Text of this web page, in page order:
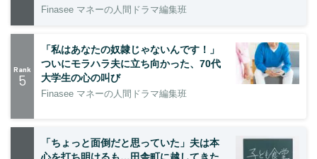
Finasee マネーの人間ドラマ編集班
Rank
5
「私はあなたの奴隷じゃないんです！」
ついにモラハラ夫に立ち向かった、70代
大学生の心の叫び
Finasee マネーの人間ドラマ編集班
「ちょっと面倒だと思っていた」夫は本
心を打ち明けるも…田舎町に越してきた